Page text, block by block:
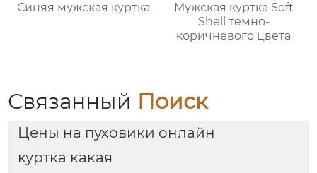
Синяя мужская куртка
Мужская куртка Soft
Shell темно-
коричневого цвета
Связанный Поиск
Цены на пуховики онлайн
куртка какая